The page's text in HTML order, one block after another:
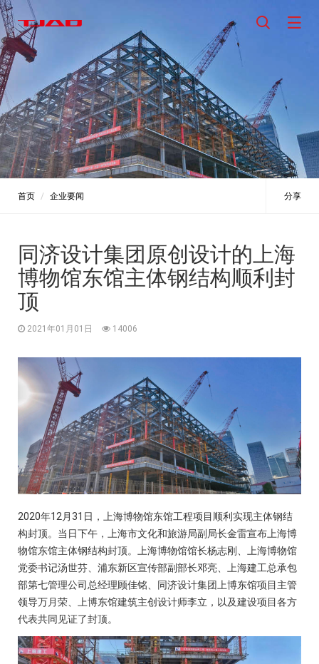
首页 企业要闻 分享
同济设计集团原创设计的上海
博物馆东馆主体钢结构顺利封
顶
2021年01月01日 14006
2020年12月31日，上海博物馆东馆工程项目顺利实现主体钢结
构封顶。当日下午，上海市文化和旅游局副局长金雷宣布上海博
物馆东馆主体钢结构封顶。上海博物馆馆长杨志刚、上海博物馆
党委书记汤世芬、浦东新区宣传部副部长邓亮、上海建工总承包
部第七管理公司总经理顾佳铭、同济设计集团上博东馆项目主管
领导万月荣、上博东馆建筑主创设计师李立，以及建设项目各方
代表共同见证了封顶。